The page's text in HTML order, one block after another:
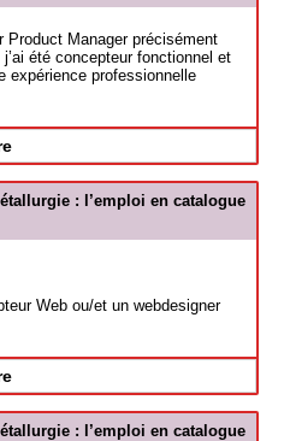
Manager précisément
été concepteur fonctionnel et
expérience professionnelle
: l’emploi en catalogue
Web ou/et un webdesigner
: l’emploi en catalogue